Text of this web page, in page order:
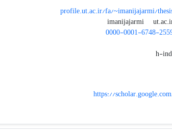
profile.ut.ac.ir/fa/~imanijajarmi/
0000-0001-6748-
h-
https://